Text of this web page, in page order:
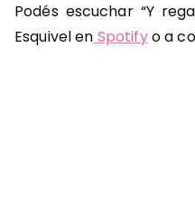
Podés escuchar “Y
Esquivel en Spotifyo a